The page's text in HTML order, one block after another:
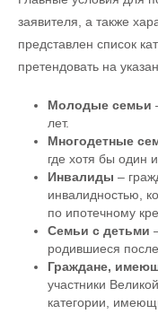
заявителя, а также
представлен список
претендовать на
Молодые семьи
лет.
Многодетные
где хотя бы один
Инвалиды –
инвалидностью,
по ипотечному
Семьи с детьми
родившиеся
Граждане,
участники
категории,